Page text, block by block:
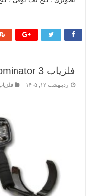
فلزیاب Dominator 3
اردیبهشت ۱۲, ۱۴۰۵